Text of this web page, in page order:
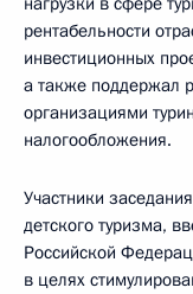
рентабельности
инвестиционных
а также поддержал
организациями
налогообложения.
Участники
детского туризма,
Российской
в целях